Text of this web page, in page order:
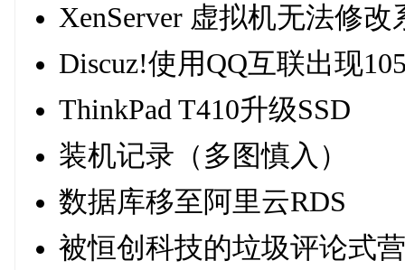
XenServer 虚拟机无法修改
Discuz!使用QQ互联出现
ThinkPad T410升级SSD
装机记录（多图慎入）
数据库移至阿里云RDS
被恒创科技的垃圾评论式